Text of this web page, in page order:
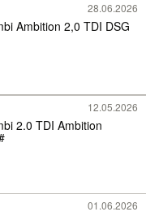
28.06.2026
Ambition 2,0 TDI DSG
12.05.2026
2.0 TDI Ambition
01.06.2026